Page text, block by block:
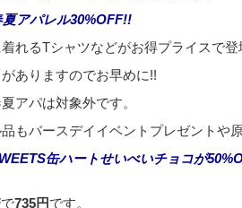
夏アパレル30%OFF!!
れるTシャツなどがお得プライスで登
ありますのでお早めに!!
アパは対象外です。
もバースデイイベントプレゼントや
缶ハートせいべいチョコが
で735円です。